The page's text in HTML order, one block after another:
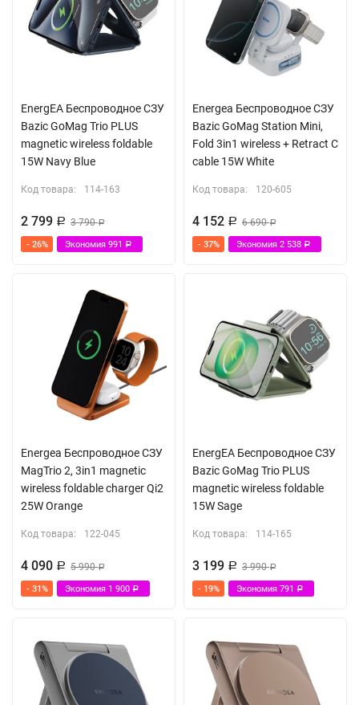
EnergEA Беспроводное СЗУ
Bazic GoMag Trio PLUS
magnetic wireless foldable
15W Navy Blue
Код товара: 114-163
2 799 Р 3 790Р
- 26% Экономия 991 Р
Energea Беспроводное СЗУ
Bazic GoMag Station Mini,
Fold 3in1 wireless + Retract C
cable 15W White
Код товара: 120-605
4 152 Р 6 690Р
- 37% Экономия 2 538 Р
Energea Беспроводное СЗУ
MagTrio 2, 3in1 magnetic
wireless foldable charger Qi2
25W Orange
Код товара: 122-045
4 090 Р 5 990Р
- 31% Экономия 1 900 Р
EnergEA Беспроводное СЗУ
Bazic GoMag Trio PLUS
magnetic wireless foldable
15W Sage
Код товара: 114-165
3 199 Р 3 990Р
- 19% Экономия 791 Р